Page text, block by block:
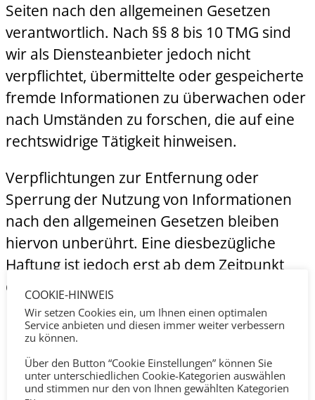
Seiten nach den allgemeinen Gesetzen
verantwortlich. Nach §§ 8 bis 10 TMG sind
wir als Diensteanbieter jedoch nicht
verpflichtet, übermittelte oder gespeicherte
fremde Informationen zu überwachen oder
nach Umständen zu forschen, die auf eine
rechtswidrige Tätigkeit hinweisen.
Verpflichtungen zur Entfernung oder
Sperrung der Nutzung von Informationen
nach den allgemeinen Gesetzen bleiben
hiervon unberührt. Eine diesbezügliche
Haftung ist jedoch erst ab dem Zeitpunkt
der Kenntnis einer konkreten
Rechtsverletzung möglich. Bei
Bekanntwerden von entsprechenden
Rechtsverletzungen werden wir diese
Inhalte umgehend entfernen.
COOKIE-HINWEIS
Wir setzen Cookies ein, um Ihnen einen optimalen
Service anbieten und diesen immer weiter verbessern
zu können.
Über den Button “Cookie Einstellungen” können Sie
unter unterschiedlichen Cookie-Kategorien auswählen
und stimmen nur den von Ihnen gewählten Kategorien